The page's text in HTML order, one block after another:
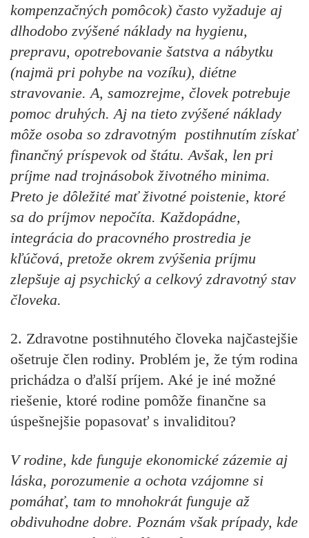
kompenzačných pomôcok) často vyžaduje aj
dlhodobo zvýšené náklady na hygienu,
prepravu, opotrebovanie šatstva a nábytku
(najmä pri pohybe na vozíku), diétne
stravovanie. A, samozrejme, človek potrebuje
pomoc druhých. Aj na tieto zvýšené náklady
môže osoba so zdravotným postihnutím získať
finančný príspevok od štátu. Avšak, len pri
príjme nad trojnásobok životného minima.
Preto je dôležité mať životné poistenie, ktoré
sa do príjmov nepočíta. Každopádne,
integrácia do pracovného prostredia je
kľúčová, pretože okrem zvýšenia príjmu
zlepšuje aj psychický a celkový zdravotný stav
človeka.
2. Zdravotne postihnutého človeka najčastejšie
ošetruje člen rodiny. Problém je, že tým rodina
prichádza o ďalší príjem. Aké je iné možné
riešenie, ktoré rodine pomôže finančne sa
úspešnejšie popasovať s invaliditou?
V rodine, kde funguje ekonomické zázemie aj
láska, porozumenie a ochota vzájomne si
pomáhať, tam to mnohokrát funguje až
obdivuhodne dobre. Poznám však prípady, kde